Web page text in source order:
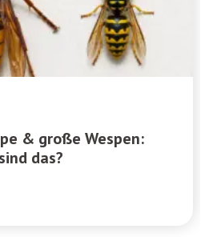
& große Wespen:
das?